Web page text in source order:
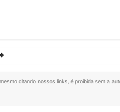
citando nossos links, é proibida sem a